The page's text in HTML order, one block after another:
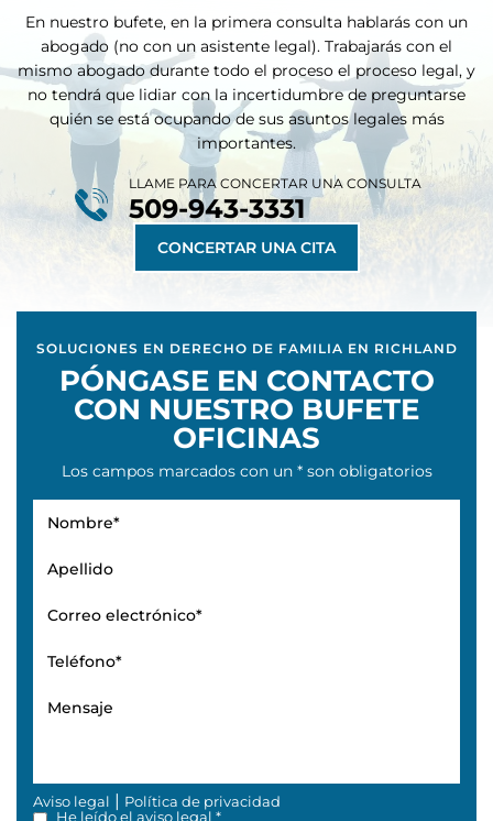
En nuestro bufete, en la primera consulta hablarás con un
abogado (no con un asistente legal). Trabajarás con el
mismo abogado durante todo el proceso el proceso legal, y
no tendrá que lidiar con la incertidumbre de preguntarse
quién se está ocupando de sus asuntos legales más
importantes.
CONCERTAR UNA CITA
LLAME PARA CONCERTAR UNA CONSULTA
509-943-3331
SOLUCIONES EN DERECHO DE FAMILIA EN RICHLAND
PÓNGASE EN CONTACTO
CON NUESTRO BUFETE
OFICINAS
Los campos marcados con un * son obligatorios
Aviso legal | Política de privacidad
He leído el aviso legal *